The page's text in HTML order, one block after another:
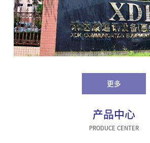
更多
产品中心
PRODUCE CENTER